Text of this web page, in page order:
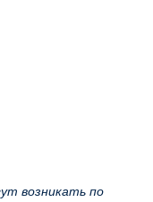
возникать по